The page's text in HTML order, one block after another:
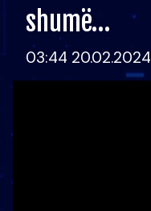
shumë…
03:44 20.02.2024